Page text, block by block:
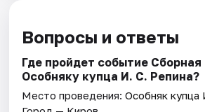
Вопросы и ответы
Где пройдет событие Сборная
Особняку купца И. С. Репина?
Место проведения:Особняк купца